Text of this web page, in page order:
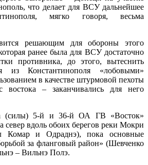
что делает для ВСУ дальнейшее
мягко говоря, весьма
решающим для обороны этого
ранее была для ВСУ достаточно
противника, до этого, вытеснить
из Константинополя «лобовыми»
в качестве штурмовой пехоты
востока – заканчивались для него
(силы) 5-й и 36-й ОА ГВ «Восток»
север вдоль обоих берегов реки Мокри
Комар и Одраднэ), пока основные
за фланговый район» (Шевченко
– Вильнэ Полэ.